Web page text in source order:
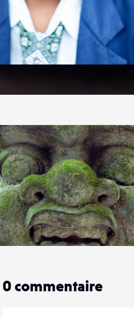
1
15
0 commentaire